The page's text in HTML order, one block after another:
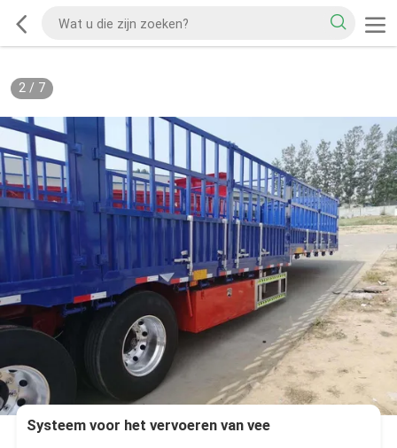
2/ 7
Systeem voor het vervoeren van vee